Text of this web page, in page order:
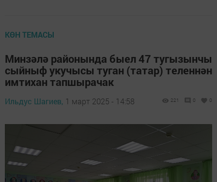
КӨН ТЕМАСЫ
Минзәлә районында быел 47 тугызынчы
сыйныф укучысы туган (татар) теленнән
имтихан тапшырачак
Ильдус Шагиев, 1 март 2025 - 14:58 221 0 0